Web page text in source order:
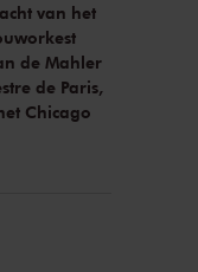
van het
de Mahler
de Paris,
Chicago